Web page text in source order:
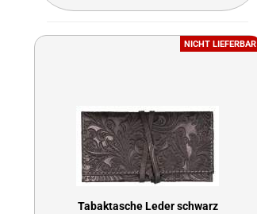
NICHT LIEFERBAR
Tabaktasche Leder schwarz